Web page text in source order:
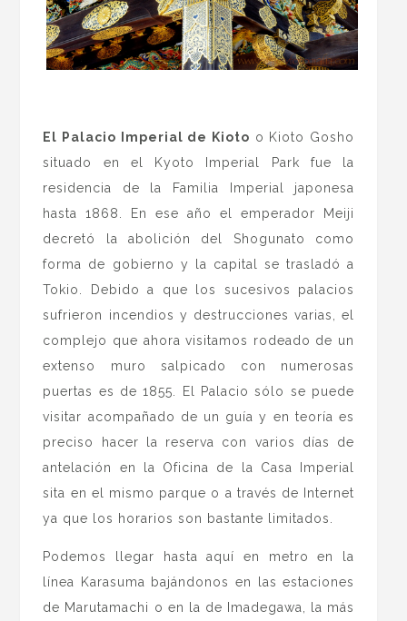
El Palacio Imperial de Kioto o Kioto Gosho
situado en el Kyoto Imperial Park fue la
residencia de la Familia Imperial japonesa
hasta 1868. En ese año el emperador Meiji
decretó la abolición del Shogunato como
forma de gobierno y la capital se trasladó a
Tokio. Debido a que los sucesivos palacios
sufrieron incendios y destrucciones varias, el
complejo que ahora visitamos rodeado de un
extenso muro salpicado con numerosas
puertas es de 1855. El Palacio sólo se puede
visitar acompañado de un guía y en teoría es
preciso hacer la reserva con varios días de
antelación en la Oficina de la Casa Imperial
sita en el mismo parque o a través de Internet
ya que los horarios son bastante limitados.
Podemos llegar hasta aquí en metro en la
línea Karasuma bajándonos en las estaciones
de Marutamachi o en la de Imadegawa, la más